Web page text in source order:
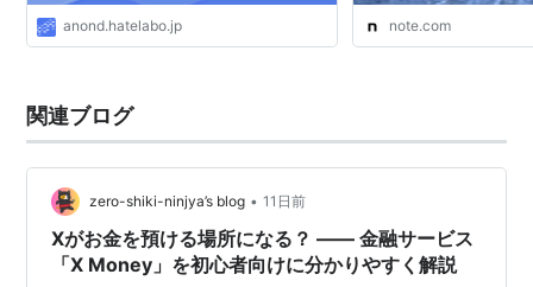
anond.hatelabo.jp note.com
関連ブログ
zero-shiki-ninjya’s blog • 11日前
Xがお金を預ける場所になる？ —— 金融サービス
「X Money」を初心者向けに分かりやすく解説